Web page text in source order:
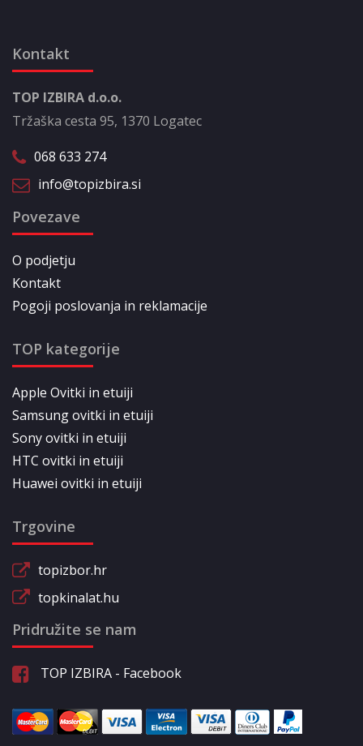
Kontakt
TOP IZBIRA d.o.o.
Tržaška cesta 95, 1370 Logatec
068 633 274
info@topizbira.si
Povezave
O podjetju
Kontakt
Pogoji poslovanja in reklamacije
TOP kategorije
Apple Ovitki in etuiji
Samsung ovitki in etuiji
Sony ovitki in etuiji
HTC ovitki in etuiji
Huawei ovitki in etuiji
Trgovine
topizbor.hr
topkinalat.hu
Pridružite se nam
TOP IZBIRA - Facebook